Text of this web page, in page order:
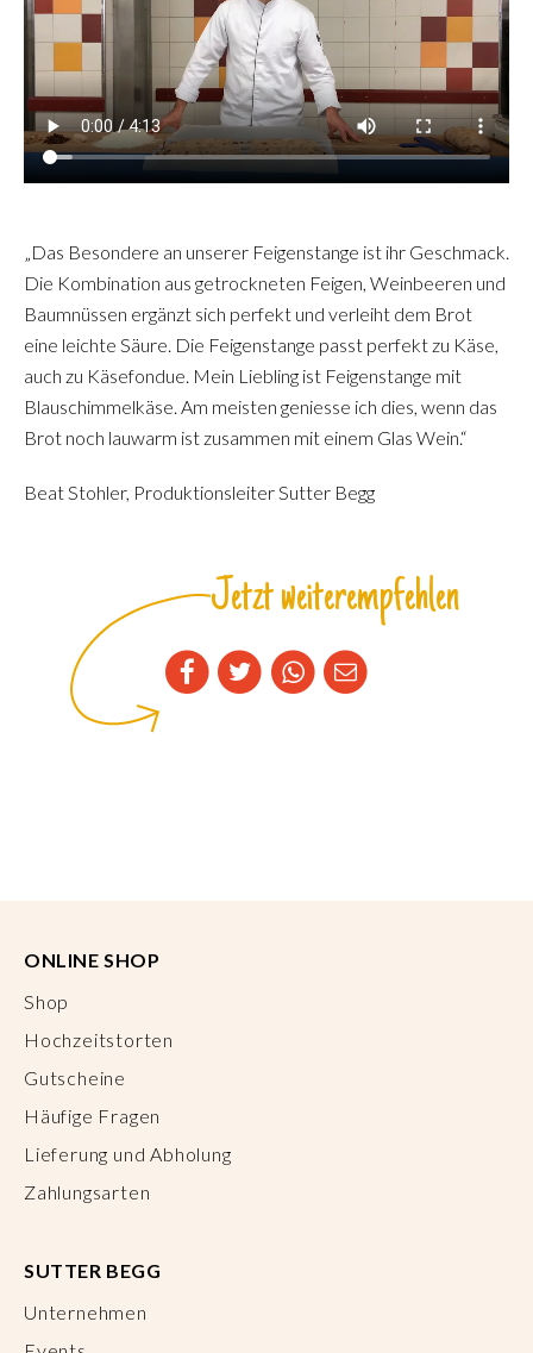
„Das Besondere an unserer Feigenstange ist ihr Geschmack.
Die Kombination aus getrockneten Feigen, Weinbeeren und
Baumnüssen ergänzt sich perfekt und verleiht dem Brot
eine leichte Säure. Die Feigenstange passt perfekt zu Käse,
auch zu Käsefondue. Mein Liebling ist Feigenstange mit
Blauschimmelkäse. Am meisten geniesse ich dies, wenn das
Brot noch lauwarm ist zusammen mit einem Glas Wein.“
Beat Stohler, Produktionsleiter Sutter Begg
Jetzt weiterempfehlen
ONLINE SHOP
Shop
Hochzeitstorten
Gutscheine
Häufige Fragen
Lieferung und Abholung
Zahlungsarten
SUTTER BEGG
Unternehmen